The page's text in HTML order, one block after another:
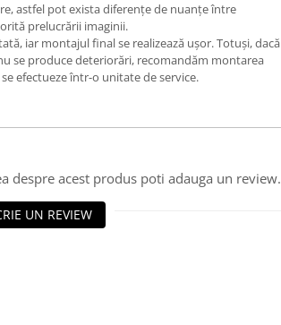
astfel pot exista diferențe de nuanțe între
prelucrării imaginii.
iar montajul final se realizează ușor. Totuși, dacă
se produce deteriorări, recomandăm montarea
efectueze într-o unitate de service.
despre acest produs poti adauga un review.
UN REVIEW